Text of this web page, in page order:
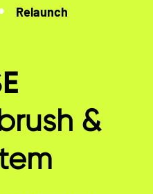
&
Relaunch